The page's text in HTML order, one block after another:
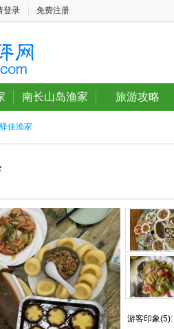
登录 免费注册
南长山岛渔家 旅游攻略
佳渔家
游客印象(5):